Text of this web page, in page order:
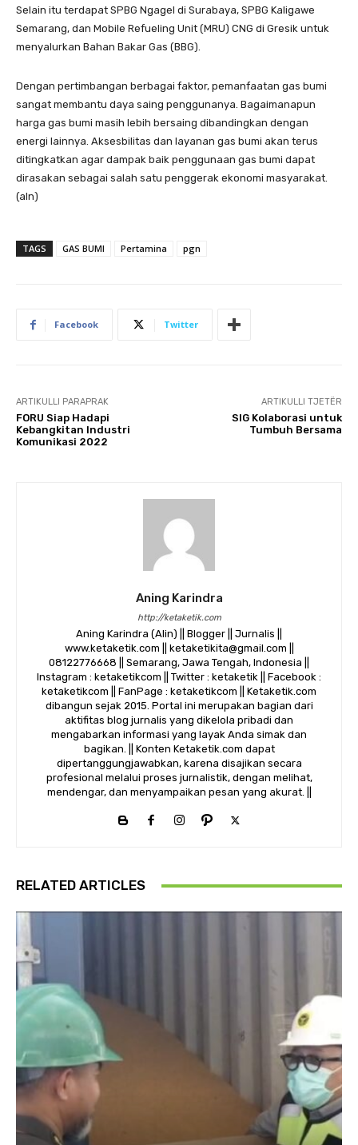
Selain itu terdapat SPBG Ngagel di Surabaya, SPBG Kaligawe
Semarang, dan Mobile Refueling Unit (MRU) CNG di Gresik untuk
menyalurkan Bahan Bakar Gas (BBG).
Dengan pertimbangan berbagai faktor, pemanfaatan gas bumi
sangat membantu daya saing penggunanya. Bagaimanapun
harga gas bumi masih lebih bersaing dibandingkan dengan
energi lainnya. Aksesbilitas dan layanan gas bumi akan terus
ditingkatkan agar dampak baik penggunaan gas bumi dapat
dirasakan sebagai salah satu penggerak ekonomi masyarakat.
(aln)
TAGS GAS BUMI Pertamina pgn
Facebook Twitter
ARTIKULLI PARAPRAK
FORU Siap Hadapi
Kebangkitan Industri
Komunikasi 2022
ARTIKULLI TJETËR
SIG Kolaborasi untuk
Tumbuh Bersama
Aning Karindra
http://ketaketik.com
Aning Karindra (Alin) || Blogger || Jurnalis ||
www.ketaketik.com || ketaketikita@gmail.com ||
08122776668 || Semarang, Jawa Tengah, Indonesia ||
Instagram : ketaketikcom || Twitter : ketaketik || Facebook :
ketaketikcom || FanPage : ketaketikcom || Ketaketik.com
dibangun sejak 2015. Portal ini merupakan bagian dari
aktifitas blog jurnalis yang dikelola pribadi dan
mengabarkan informasi yang layak Anda simak dan
bagikan. || Konten Ketaketik.com dapat
dipertanggungjawabkan, karena disajikan secara
profesional melalui proses jurnalistik, dengan melihat,
mendengar, dan menyampaikan pesan yang akurat. ||
RELATED ARTICLES